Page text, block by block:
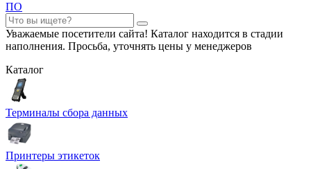
ПО
Уважаемые посетители сайта! Каталог находится в стадии
наполнения. Просьба, уточнять цены у менеджеров
Каталог
Терминалы сбора данных
Принтеры этикеток